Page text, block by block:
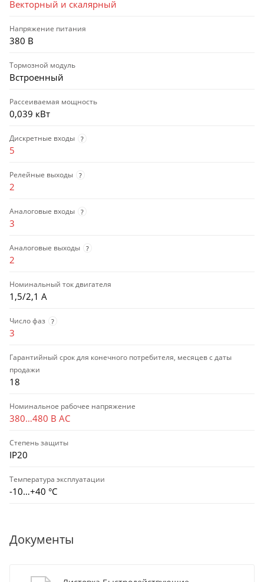
Векторный и скалярный
Напряжение питания
380 В
Тормозной модуль
Встроенный
Рассеиваемая мощность
0,039 кВт
Дискретные входы ?
5
Релейные выходы ?
2
Аналоговые входы ?
3
Аналоговые выходы ?
2
Номинальный ток двигателя
1,5/2,1 А
Число фаз ?
3
Гарантийный срок для конечного потребителя, месяцев с даты
продажи
18
Номинальное рабочее напряжение
380…480 В AC
Степень защиты
IP20
Температура эксплуатации
-10…+40 °С
Документы